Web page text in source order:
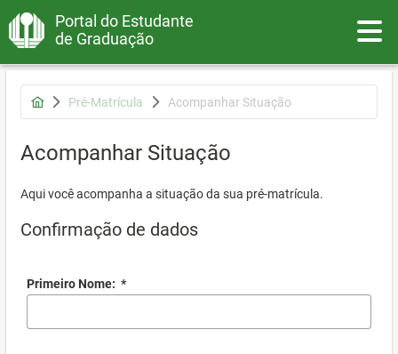
Portal do Estudante
de Graduação
Pré-Matrícula Acompanhar Situação
Acompanhar Situação
Aqui você acompanha a situação da sua pré-matrícula.
Confirmação de dados
Primeiro Nome: *